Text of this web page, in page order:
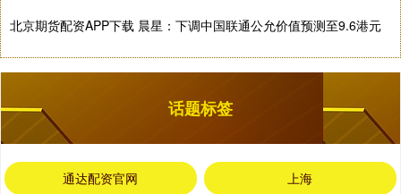
北京期货配资APP下载 晨星：下调中国联通公允价值预测至9.6港元
话题标签
通达配资官网 上海